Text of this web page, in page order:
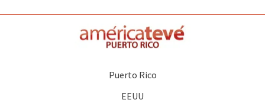
Puerto Rico
EEUU